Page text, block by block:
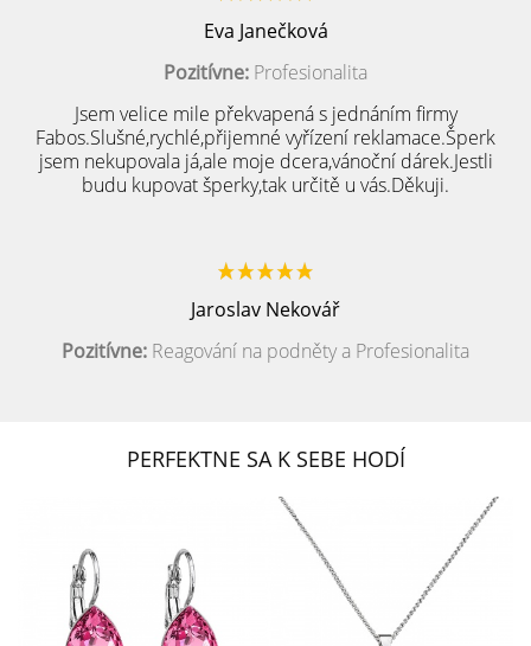
Eva Janečková
Pozitívne: Profesionalita
Jsem velice mile překvapená s jednáním firmy
Fabos.Slušné,rychlé,přijemné vyřízení reklamace.Šperk
jsem nekupovala já,ale moje dcera,vánoční dárek.Jestli
budu kupovat šperky,tak určitě u vás.Děkuji.
Jaroslav Nekovář
Pozitívne: Reagování na podněty a Profesionalita
PERFEKTNE SA K SEBE HODÍ